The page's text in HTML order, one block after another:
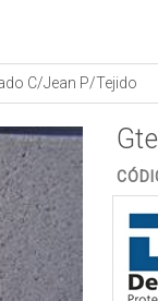
C/Jean P/Tejido